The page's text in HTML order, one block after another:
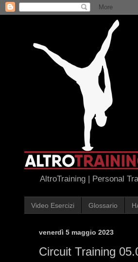
AltroTraining | Personal
Video Esercizi Glossario
venerdì 5 maggio 2023
Circuit Training